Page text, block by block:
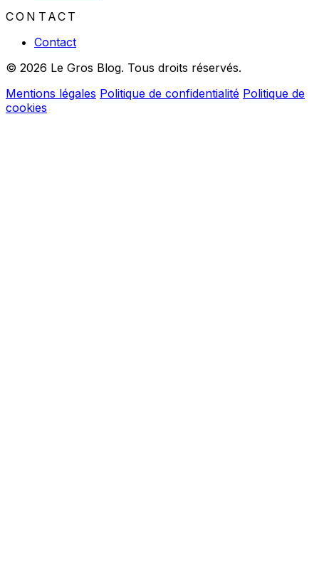
CONTACT
Contact
© 2026 Le Gros Blog. Tous droits réservés.
Mentions légales Politique de confidentialité Politique de
cookies